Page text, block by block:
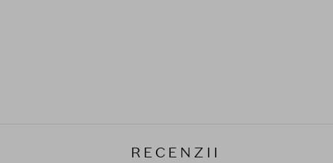
RECENZII